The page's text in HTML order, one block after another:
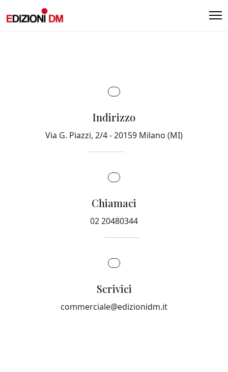
Indirizzo
Via G. Piazzi, 2/4 - 20159 Milano (MI)
Chiamaci
02 20480344
Scrivici
commerciale@edizionidm.it